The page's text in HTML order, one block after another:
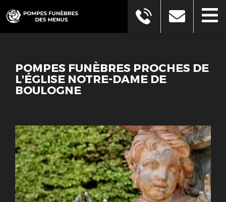
POMPES FUNÈBRES PROCHES DE
L'ÉGLISE NOTRE-DAME DE
BOULOGNE